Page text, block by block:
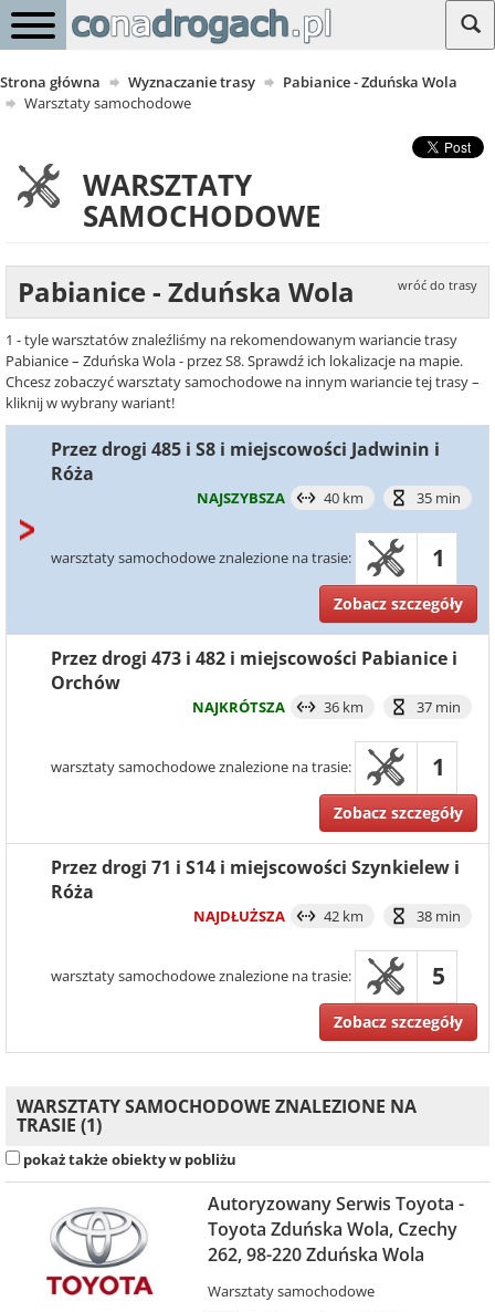
Strona główna Wyznaczanie trasy
Pabianice - Zduńska Wola
Warsztaty samochodowe
WARSZTATY
SAMOCHODOWE
Pabianice - Zduńska Wola wróć do trasy
1 - tyle warsztatów znaleźliśmy na rekomendowanym wariancie trasy
Pabianice – Zduńska Wola - przez S8. Sprawdź ich lokalizacje na mapie.
Chcesz zobaczyć warsztaty samochodowe na innym wariancie tej trasy –
kliknij w wybrany wariant!
Przez drogi 485 i S8 i miejscowości Jadwinin i
Róża
NAJSZYBSZA 40 km 35 min
warsztaty samochodowe znalezione na trasie: 1
Zobacz szczegóły
Przez drogi 473 i 482 i miejscowości Pabianice i
Orchów
NAJKRÓTSZA 36 km 37 min
warsztaty samochodowe znalezione na trasie: 1
Zobacz szczegóły
Przez drogi 71 i S14 i miejscowości Szynkielew i
Róża
NAJDŁUŻSZA 42 km 38 min
warsztaty samochodowe znalezione na trasie: 5
Zobacz szczegóły
WARSZTATY SAMOCHODOWE ZNALEZIONE NA
TRASIE (1)
pokaż także obiekty w pobliżu
Autoryzowany Serwis Toyota -
Toyota Zduńska Wola, Czechy
262, 98-220 Zduńska Wola
Warsztaty samochodowe